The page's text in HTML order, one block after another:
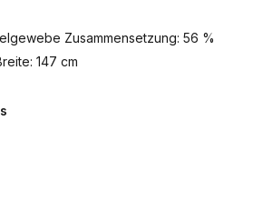
Zusammensetzung: 56 %
147 cm